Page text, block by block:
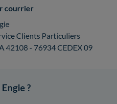
courrier
Clients Particuliers
42108 - 76934 CEDEX 09
?